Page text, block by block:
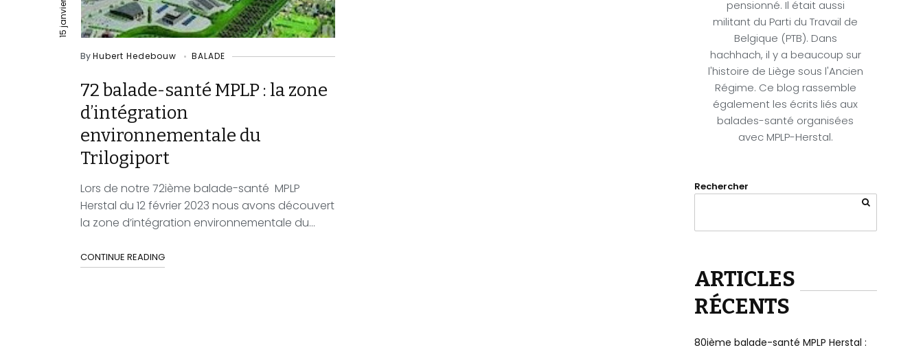
ByHubert Hedebouw BALADE
72 balade-santé MPLP : la zone
d’intégration
environnementale du
Trilogiport
Lors de notre 72ième balade-santé MPLP
Herstal du 12 février 2023 nous avons découvert
la zone d’intégration environnementale du...
CONTINUE READING
pensionné. Il était aussi
militant du Parti du Travail de
Belgique (PTB). Dans
hachhach, il y a beaucoup sur
l'histoire de Liège sous l'Ancien
Régime. Ce blog rassemble
également les écrits liés aux
balades-santé organisées
avec MPLP-Herstal.
Rechercher
ARTICLES
RÉCENTS
80ième balade-santé MPLP Herstal :